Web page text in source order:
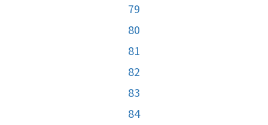
79
80
81
82
83
84